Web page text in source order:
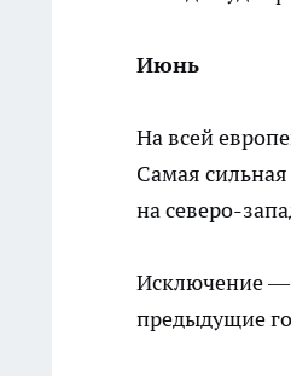
Июнь
На всей
Самая
на северо-
Исключение —
предыдущие